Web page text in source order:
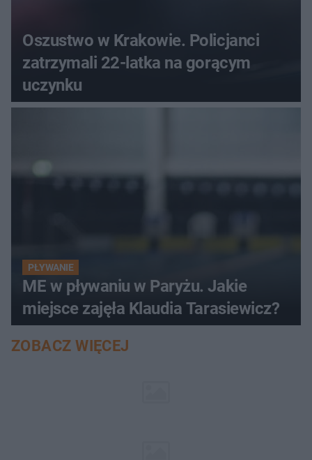
Oszustwo w Krakowie. Policjanci
zatrzymali 22-latka na gorącym
uczynku
PŁYWANIE
ME w pływaniu w Paryżu. Jakie
miejsce zajęła Klaudia Tarasiewicz?
ZOBACZ WIĘCEJ